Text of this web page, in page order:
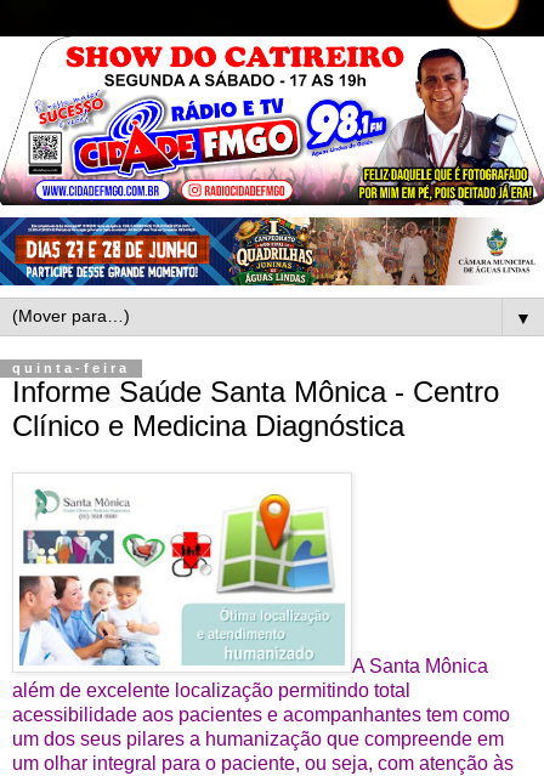
▼
quinta-feira
Informe Saúde Santa Mônica - Centro
Clínico e Medicina Diagnóstica
A Santa Mônica
além de excelente localização permitindo total
acessibilidade aos pacientes e acompanhantes tem como
um dos seus pilares a humanização que compreende em
um olhar integral para o paciente, ou seja, com atenção às